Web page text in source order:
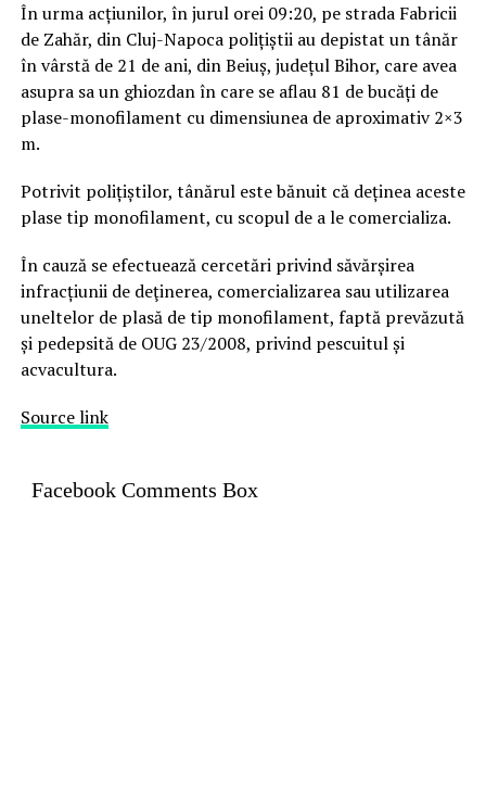
În urma acțiunilor, în jurul orei 09:20, pe strada Fabricii
de Zahăr, din Cluj-Napoca polițiștii au depistat un tânăr
în vârstă de 21 de ani, din Beiuș, județul Bihor, care avea
asupra sa un ghiozdan în care se aflau 81 de bucăți de
plase-monofilament cu dimensiunea de aproximativ 2×3
m.
Potrivit polițiștilor, tânărul este bănuit că deținea aceste
plase tip monofilament, cu scopul de a le comercializa.
În cauză se efectuează cercetări privind săvărșirea
infracțiunii de deţinerea, comercializarea sau utilizarea
uneltelor de plasă de tip monofilament, faptă prevăzută
și pedepsită de OUG 23/2008, privind pescuitul și
acvacultura.
Source link
Facebook Comments Box